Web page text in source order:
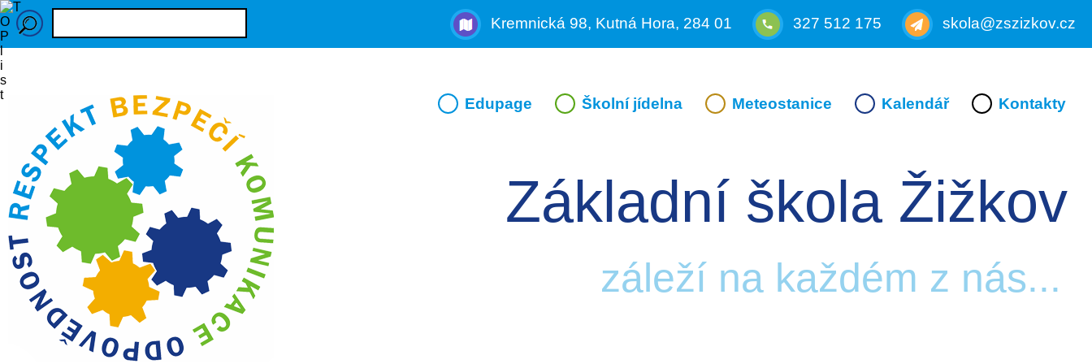
Kremnická 98, Kutná Hora, 284 01 327 512 175 skola@zszizkov.cz
Edupage Školní jídelna Meteostanice Kalendář Kontakty
Základní škola Žižkov
záleží na každém z nás...